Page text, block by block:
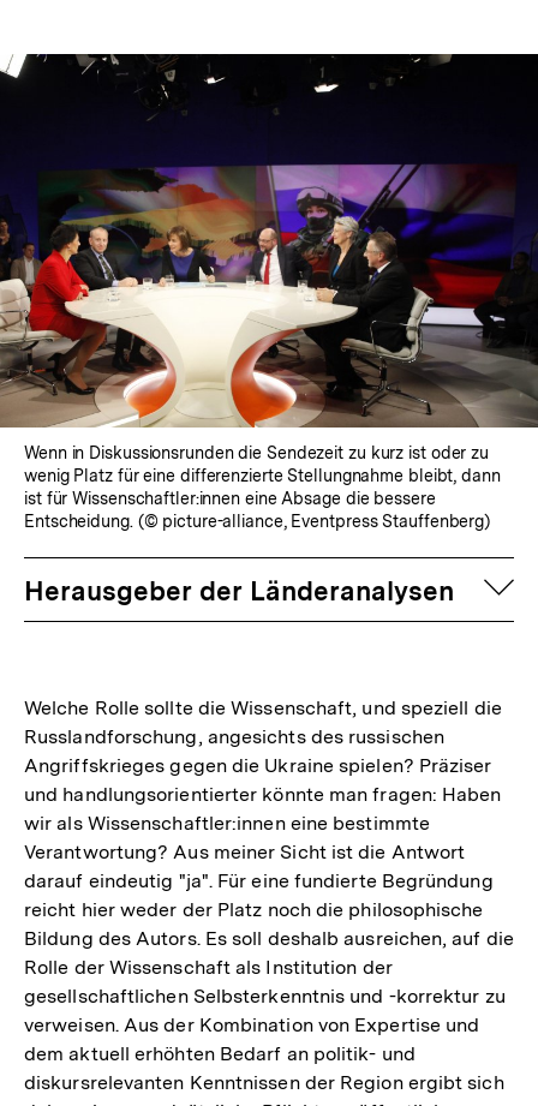
Wenn in Diskussionsrunden die Sendezeit zu kurz ist oder zu
wenig Platz für eine differenzierte Stellungnahme bleibt, dann
ist für Wissenschaftler:innen eine Absage die bessere
Entscheidung. (© picture-alliance, Eventpress Stauffenberg)
Herausgeber der Länderanalysen
Welche Rolle sollte die Wissenschaft, und speziell die
Russlandforschung, angesichts des russischen
Angriffskrieges gegen die Ukraine spielen? Präziser
und handlungsorientierter könnte man fragen: Haben
wir als Wissenschaftler:innen eine bestimmte
Verantwortung? Aus meiner Sicht ist die Antwort
darauf eindeutig "ja". Für eine fundierte Begründung
reicht hier weder der Platz noch die philosophische
Bildung des Autors. Es soll deshalb ausreichen, auf die
Rolle der Wissenschaft als Institution der
gesellschaftlichen Selbsterkenntnis und -korrektur zu
verweisen. Aus der Kombination von Expertise und
dem aktuell erhöhten Bedarf an politik- und
diskursrelevanten Kenntnissen der Region ergibt sich